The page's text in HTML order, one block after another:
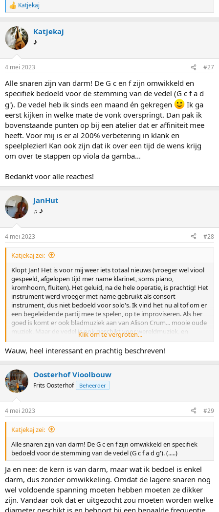
W
a
r
d
e
n
e
n
:
Katjekaj
Katjekaj
♪
4 mei 2023 #27
Alle snaren zijn van darm! De G c en f zijn omwikkeld en
specifiek bedoeld voor de stemming van de vedel (G c f a d
g'). De vedel heb ik sinds een maand én gekregen
Ik ga
eerst kijken in welke mate de vonk overspringt. Dan pak ik
bovenstaande punten op bij een atelier dat er affiniteit mee
heeft. Voor mij is er al 200% verbetering in klank en
speelplezier! Kan ook zijn dat ik over een tijd de wens krijg
om over te stappen op viola da gamba...
Bedankt voor alle reacties!
JanHut
♫ ♪
4 mei 2023 #28
Katjekaj zei:
Klopt Jan! Het is voor mij weer iets totaal nieuws (vroeger wel viool
gespeeld, afgelopen tijd mer name klarinet, soms piano,
kromhoorn, fluiten). Het geluid, na de hele operatie, is prachtig! Het
instrument werd vroeger met name gebruikt als consort-
instrument, dus niet bedoeld voor solo's. Ik vind het nu al tof om er
een begeleidende partij mee te spelen, op te improviseren. Als her
goed is komt er ook bladmuziek aan van Alison Crum... mooie oude
muziek. Maar de vedel is ook geschikt voor wereldmuziek, en
wellicht nog veel meer. Ik houd van jammen... dus wie weet wat de
vedel allemaal mee gaat maken!
En in het stemmen zonder fijnstemmers wordt ik met de dag beter.
Klik om te vergroten...
Wauw, heel interessant en prachtig beschreven!
Oosterhof Vioolbouw
Frits Oosterhof Beheerder
4 mei 2023 #29
Katjekaj zei:
Alle snaren zijn van darm! De G c en f zijn omwikkeld en specifiek
bedoeld voor de stemming van de vedel (G c f a d g'). (.....)
Ja en nee: de kern is van darm, maar wat ik bedoel is enkel
darm, dus zonder omwikkeling. Omdat de lagere snaren nog
wel voldoende spanning moeten hebben moeten ze dikker
zijn. Vandaar ook dat er uitgezocht zou moeten worden welke
diameter geschikt is en behoort bij een bepaalde frequentie.